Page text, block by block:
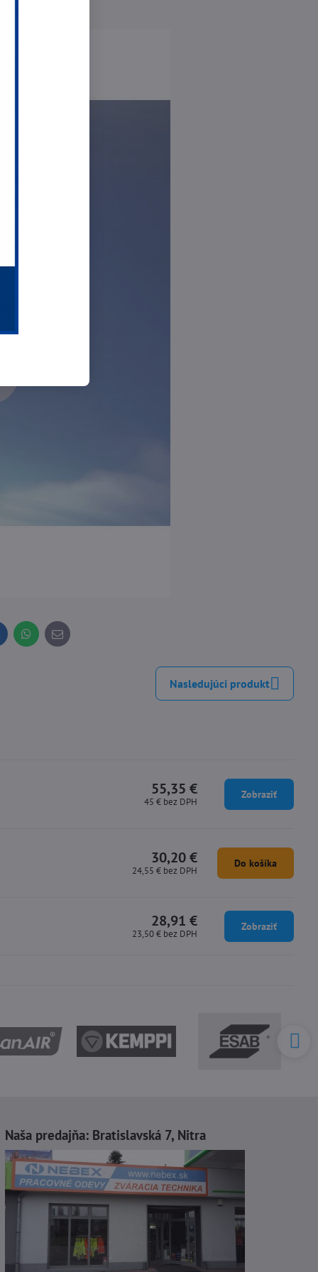
WhatsApp
E-
mail
Nasledujúci produkt
55,35 €
45 € bez DPH
Zobraziť
30,20 €
24,55 € bez DPH
Do košíka
28,91 €
23,50 € bez DPH
Zobraziť
Naša predajňa: Bratislavská 7, Nitra